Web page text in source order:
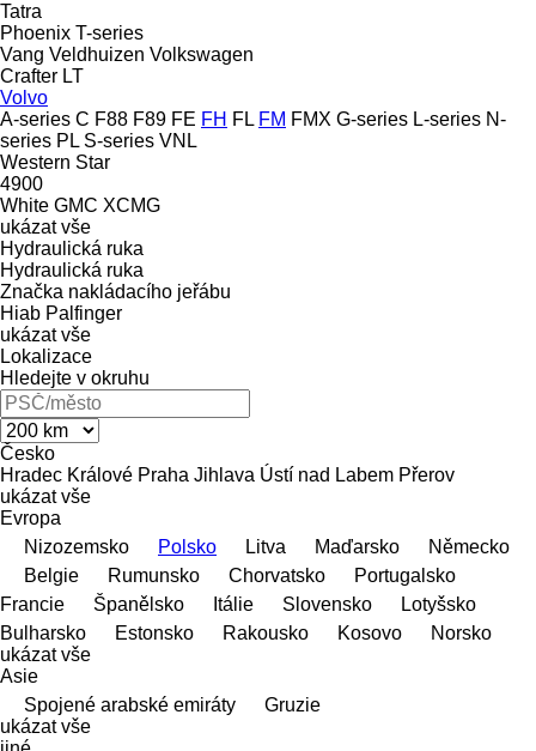
Tatra
Phoenix T-series
Vang Veldhuizen Volkswagen
Crafter LT
Volvo
A-series C F88 F89 FE FH FL FM FMX G-series L-series N-
series PL S-series VNL
Western Star
4900
White GMC XCMG
ukázat vše
Hydraulická ruka
Hydraulická ruka
Značka nakládacího jeřábu
Hiab Palfinger
ukázat vše
Lokalizace
Hledejte v okruhu
Česko
Hradec Králové Praha Jihlava Ústí nad Labem Přerov
ukázat vše
Evropa
Nizozemsko
Polsko Litva Maďarsko
Německo
Belgie
Rumunsko Chorvatsko
Portugalsko
Francie
Španělsko Itálie Slovensko
Lotyšsko
Bulharsko
Estonsko Rakousko Kosovo
Norsko
ukázat vše
Asie
Spojené arabské emiráty
Gruzie
ukázat vše